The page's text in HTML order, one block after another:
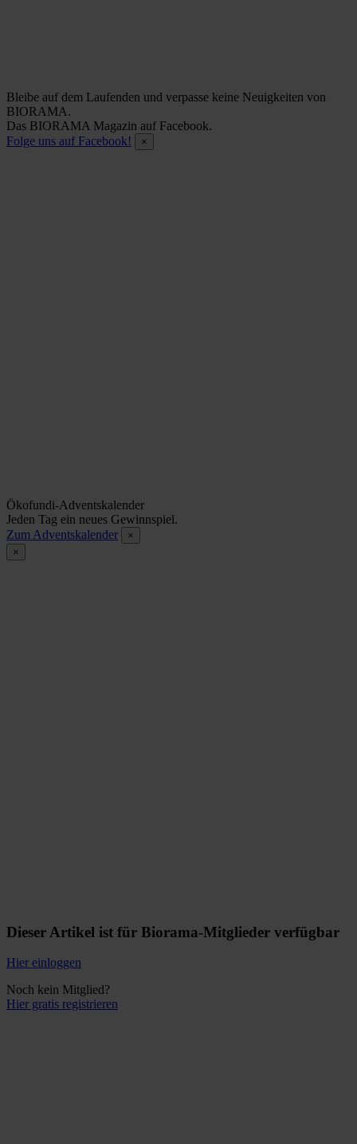
Bleibe auf dem Laufenden und verpasse keine Neuigkeiten von
BIORAMA.
Das BIORAMA Magazin auf Facebook.
Folge uns auf Facebook!
×
Ökofundi-Adventskalender
Jeden Tag ein neues Gewinnspiel.
Zum Adventskalender
×
×
Dieser Artikel ist für Biorama-Mitglieder verfügbar
Hier einloggen
Noch kein Mitglied?
Hier gratis registrieren